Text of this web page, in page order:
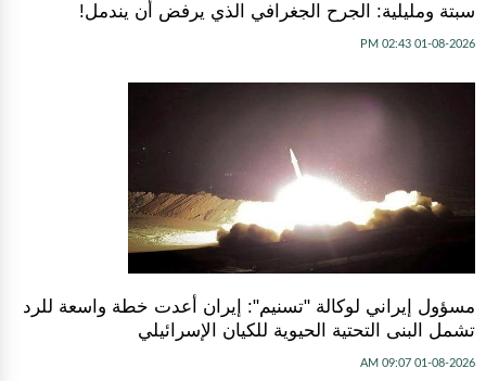
سبتة ومليلية: الجرح الجغرافي الذي يرفض أن يندمل!
01-08-2026 02:43 PM
مسؤول إيراني لوكالة "تسنيم": إيران أعدت خطة واسعة للرد
تشمل البنى التحتية الحيوية للكيان الإسرائيلي
01-08-2026 09:07 AM